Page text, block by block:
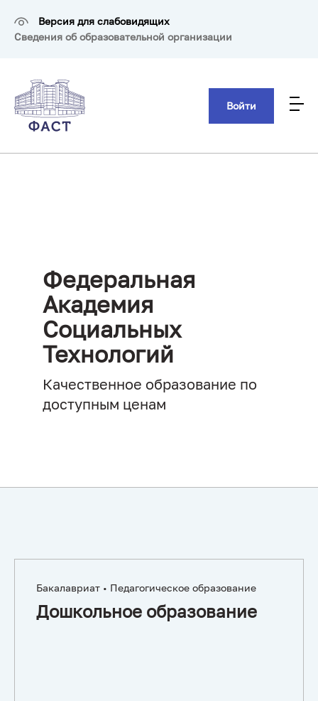
основному
Версия для слабовидящих
Сведения об образовательной организации
Войти
Федеральная
Академия
Социальных
Технологий
Качественное образование по
доступным ценам
Бакалавриат • Педагогическое образование
Дошкольное образование